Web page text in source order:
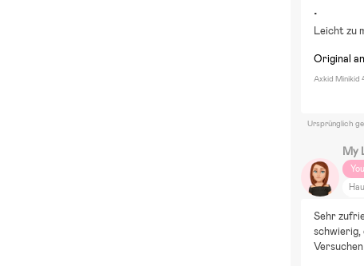
.
Leicht zu
Original
Axkid Minikid
Ursprünglich
My
Sehr
schwierig,